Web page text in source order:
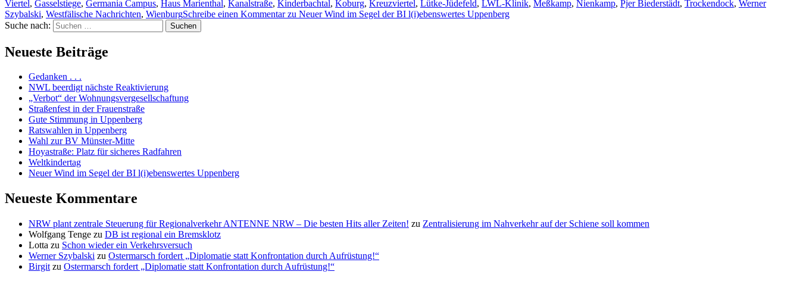
Viertel, Gasselstiege, Germania Campus, Haus Marienthal, Kanalstraße, Kinderbachtal, Koburg, Kreuzviertel, Lütke-Jüdefeld, LWL-Klinik, Meßkamp, Nienkamp, Pjer Biederstädt, Trockendock, Werner
Szybalski, Westfälische Nachrichten, WienburgSchreibe einen Kommentarzu Neuer Wind im Segel der BI l(i)ebenswertes Uppenberg
Suche nach:
Suchen
Neueste Beiträge
Gedanken . . .
NWL beerdigt nächste Reaktivierung
„Verbot“ der Wohnungsvergesellschaftung
Straßenfest in der Frauenstraße
Gute Stimmung in Uppenberg
Ratswahlen in Uppenberg
Wahl zur BV Münster-Mitte
Hoyastraße: Platz für sicheres Radfahren
Weltkindertag
Neuer Wind im Segel der BI l(i)ebenswertes Uppenberg
Neueste Kommentare
NRW plant zentrale Steuerung für Regionalverkehr ANTENNE NRW – Die besten Hits aller Zeiten! zu Zentralisierung im Nahverkehr auf der Schiene soll kommen
Wolfgang Tenge zu DB ist regional ein Bremsklotz
Lotta zu Schon wieder ein Verkehrsversuch
Werner Szybalski zu Ostermarsch fordert „Diplomatie statt Konfrontation durch Aufrüstung!“
Birgit zu Ostermarsch fordert „Diplomatie statt Konfrontation durch Aufrüstung!“